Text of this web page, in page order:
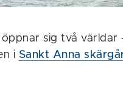
sig två världar
i Sankt Anna